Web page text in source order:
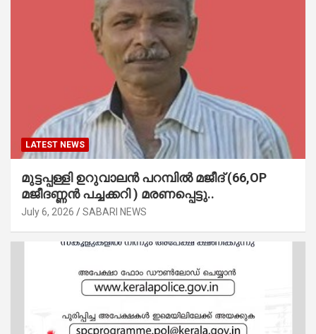
LATEST NEWS
മുട്ടപ്പള്ളി ഉറുവാലൻ പറമ്പിൽ മജീദ് (66,OP
മജീദണ്ണൻ പച്ചക്കറി ) മരണപ്പെട്ടു..
July 6, 2026 SABARI NEWS